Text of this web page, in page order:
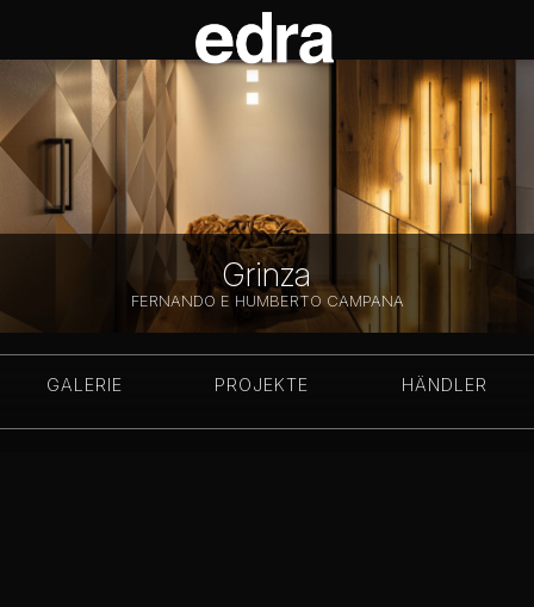
Grinza
FERNANDO E HUMBERTO CAMPANA
GALERIE PROJEKTE HÄNDLER